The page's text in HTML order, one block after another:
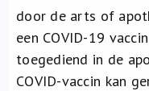
door de arts of
een COVID-19
toegediend in de
COVID-vaccin kan